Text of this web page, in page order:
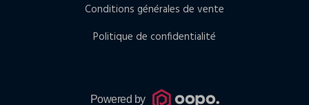
Conditions générales de vente
Politique de confidentialité
Powered by